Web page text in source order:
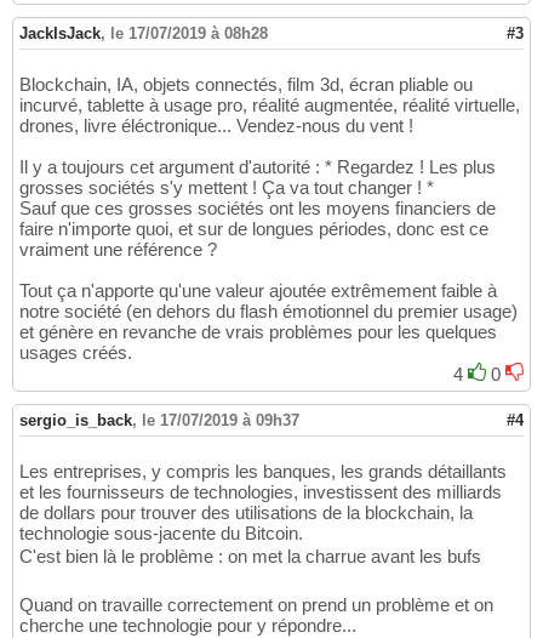
JackIsJack, le 17/07/2019 à 08h28 #3
Blockchain, IA, objets connectés, film 3d, écran pliable ou
incurvé, tablette à usage pro, réalité augmentée, réalité virtuelle,
drones, livre éléctronique... Vendez-nous du vent !
Il y a toujours cet argument d'autorité : * Regardez ! Les plus
grosses sociétés s'y mettent ! Ça va tout changer ! *
Sauf que ces grosses sociétés ont les moyens financiers de
faire n'importe quoi, et sur de longues périodes, donc est ce
vraiment une référence ?
Tout ça n'apporte qu'une valeur ajoutée extrêmement faible à
notre société (en dehors du flash émotionnel du premier usage)
et génère en revanche de vrais problèmes pour les quelques
usages créés.
4
0
sergio_is_back, le 17/07/2019 à 09h37 #4
Les entreprises, y compris les banques, les grands détaillants
et les fournisseurs de technologies, investissent des milliards
de dollars pour trouver des utilisations de la blockchain, la
technologie sous-jacente du Bitcoin.
C'est bien là le problème : on met la charrue avant les bufs
Quand on travaille correctement on prend un problème et on
cherche une technologie pour y répondre...